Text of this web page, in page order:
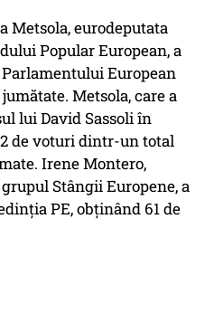
Metsola, eurodeputata
Popular European, a
European
Metsola, care a
lui David Sassoli în
de voturi dintr-un total
Irene Montero,
Stângii Europene, a
PE, obținând 61 de